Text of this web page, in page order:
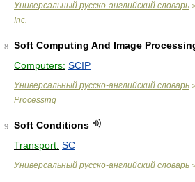
Универсальный русско-английский словарь >
Inc.
8
Soft Computing And Image
Computers: SCIP
Универсальный русско-английский словарь >
Processing
9
Soft Conditions
Transport: SC
Универсальный русско-английский словарь >